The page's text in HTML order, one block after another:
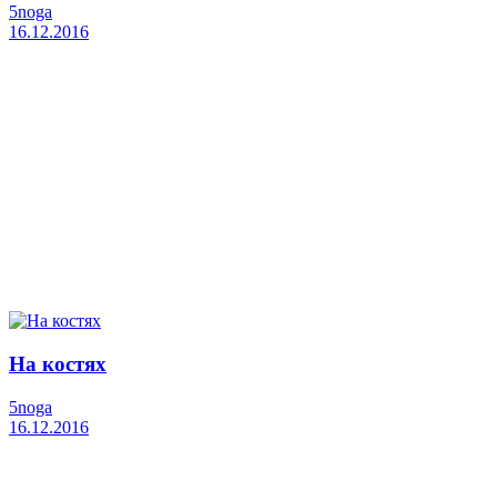
5noga
16.12.2016
На костях
5noga
16.12.2016